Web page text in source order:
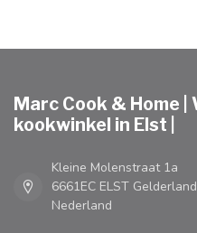
Marc Cook & Home |
kookwinkel in Elst |
Kleine Molenstraat 1a
6661EC ELST Gelderland
Nederland